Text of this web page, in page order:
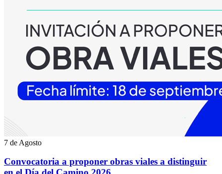
7 de Agosto
Convocatoria a proponer obras viales a distinguir